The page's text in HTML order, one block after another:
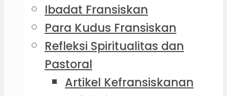
Ibadat Fransiskan
Para Kudus Fransiskan
Refleksi Spiritualitas dan
Pastoral
Artikel Kefransiskanan